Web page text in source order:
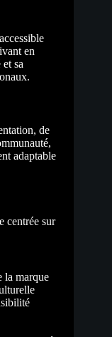
en
sa
de
adaptable
centrée sur
la marque